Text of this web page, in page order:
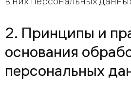
2. Принципы и
основания
персональных